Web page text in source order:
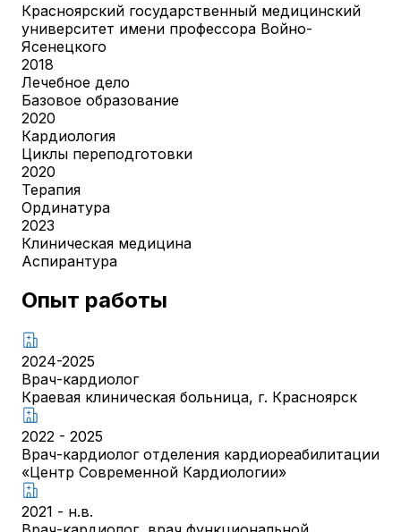
Красноярский государственный медицинский
университет имени профессора Войно-
Ясенецкого
2018
Лечебное дело
Базовое образование
2020
Кардиология
Циклы переподготовки
2020
Терапия
Ординатура
2023
Клиническая медицина
Аспирантура
Опыт работы
2024-2025
Врач-кардиолог
Краевая клиническая больница, г. Красноярск
2022 - 2025
Врач-кардиолог отделения кардиореабилитации
«Центр Современной Кардиологии»
2021 - н.в.